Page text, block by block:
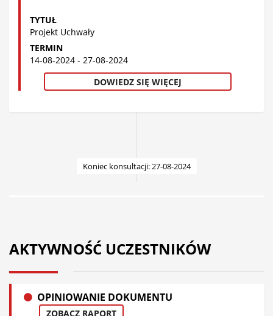
TYTUŁ
Projekt Uchwały
TERMIN
14-08-2024 - 27-08-2024
DOWIEDZ SIĘ WIĘCEJ
Koniec konsultacji: 27-08-2024
AKTYWNOŚĆ UCZESTNIKÓW
OPINIOWANIE DOKUMENTU
ZOBACZ RAPORT